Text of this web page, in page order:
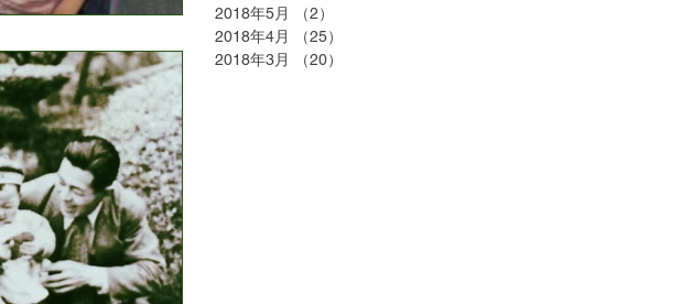
2018年5月
（2）
2018年4月
（25）
2018年3月
（20）